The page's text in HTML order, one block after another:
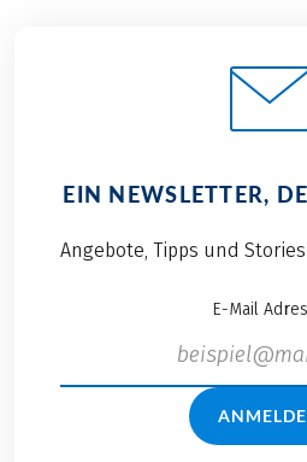
EIN NEWSLETTER,
Angebote, Tipps und
E-Mail